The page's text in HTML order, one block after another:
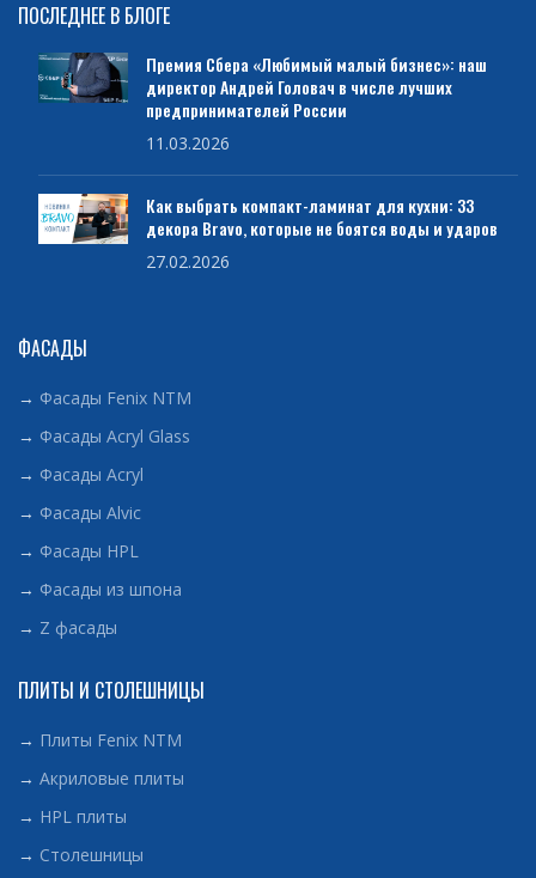
ПОСЛЕДНЕЕ В БЛОГЕ
Премия Сбера «Любимый малый бизнес»: наш
директор Андрей Головач в числе лучших
предпринимателей России
11.03.2026
Как выбрать компакт-ламинат для кухни: 33
декора Bravo, которые не боятся воды и ударов
27.02.2026
ФАСАДЫ
→ Фасады Fenix NTM
→ Фасады Acryl Glass
→ Фасады Acryl
→ Фасады Alvic
→ Фасады HPL
→ Фасады из шпона
→ Z фасады
ПЛИТЫ И СТОЛЕШНИЦЫ
→ Плиты Fenix NTM
→ Акриловые плиты
→ HPL плиты
→ Столешницы